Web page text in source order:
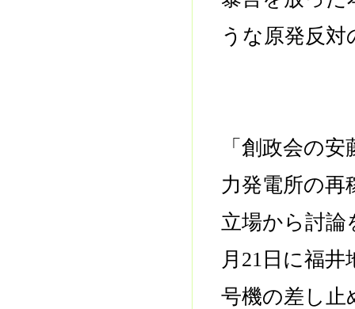
うな原発反
「創政会の
力発電所の
立場から討論
月21日に福
号機の差し止